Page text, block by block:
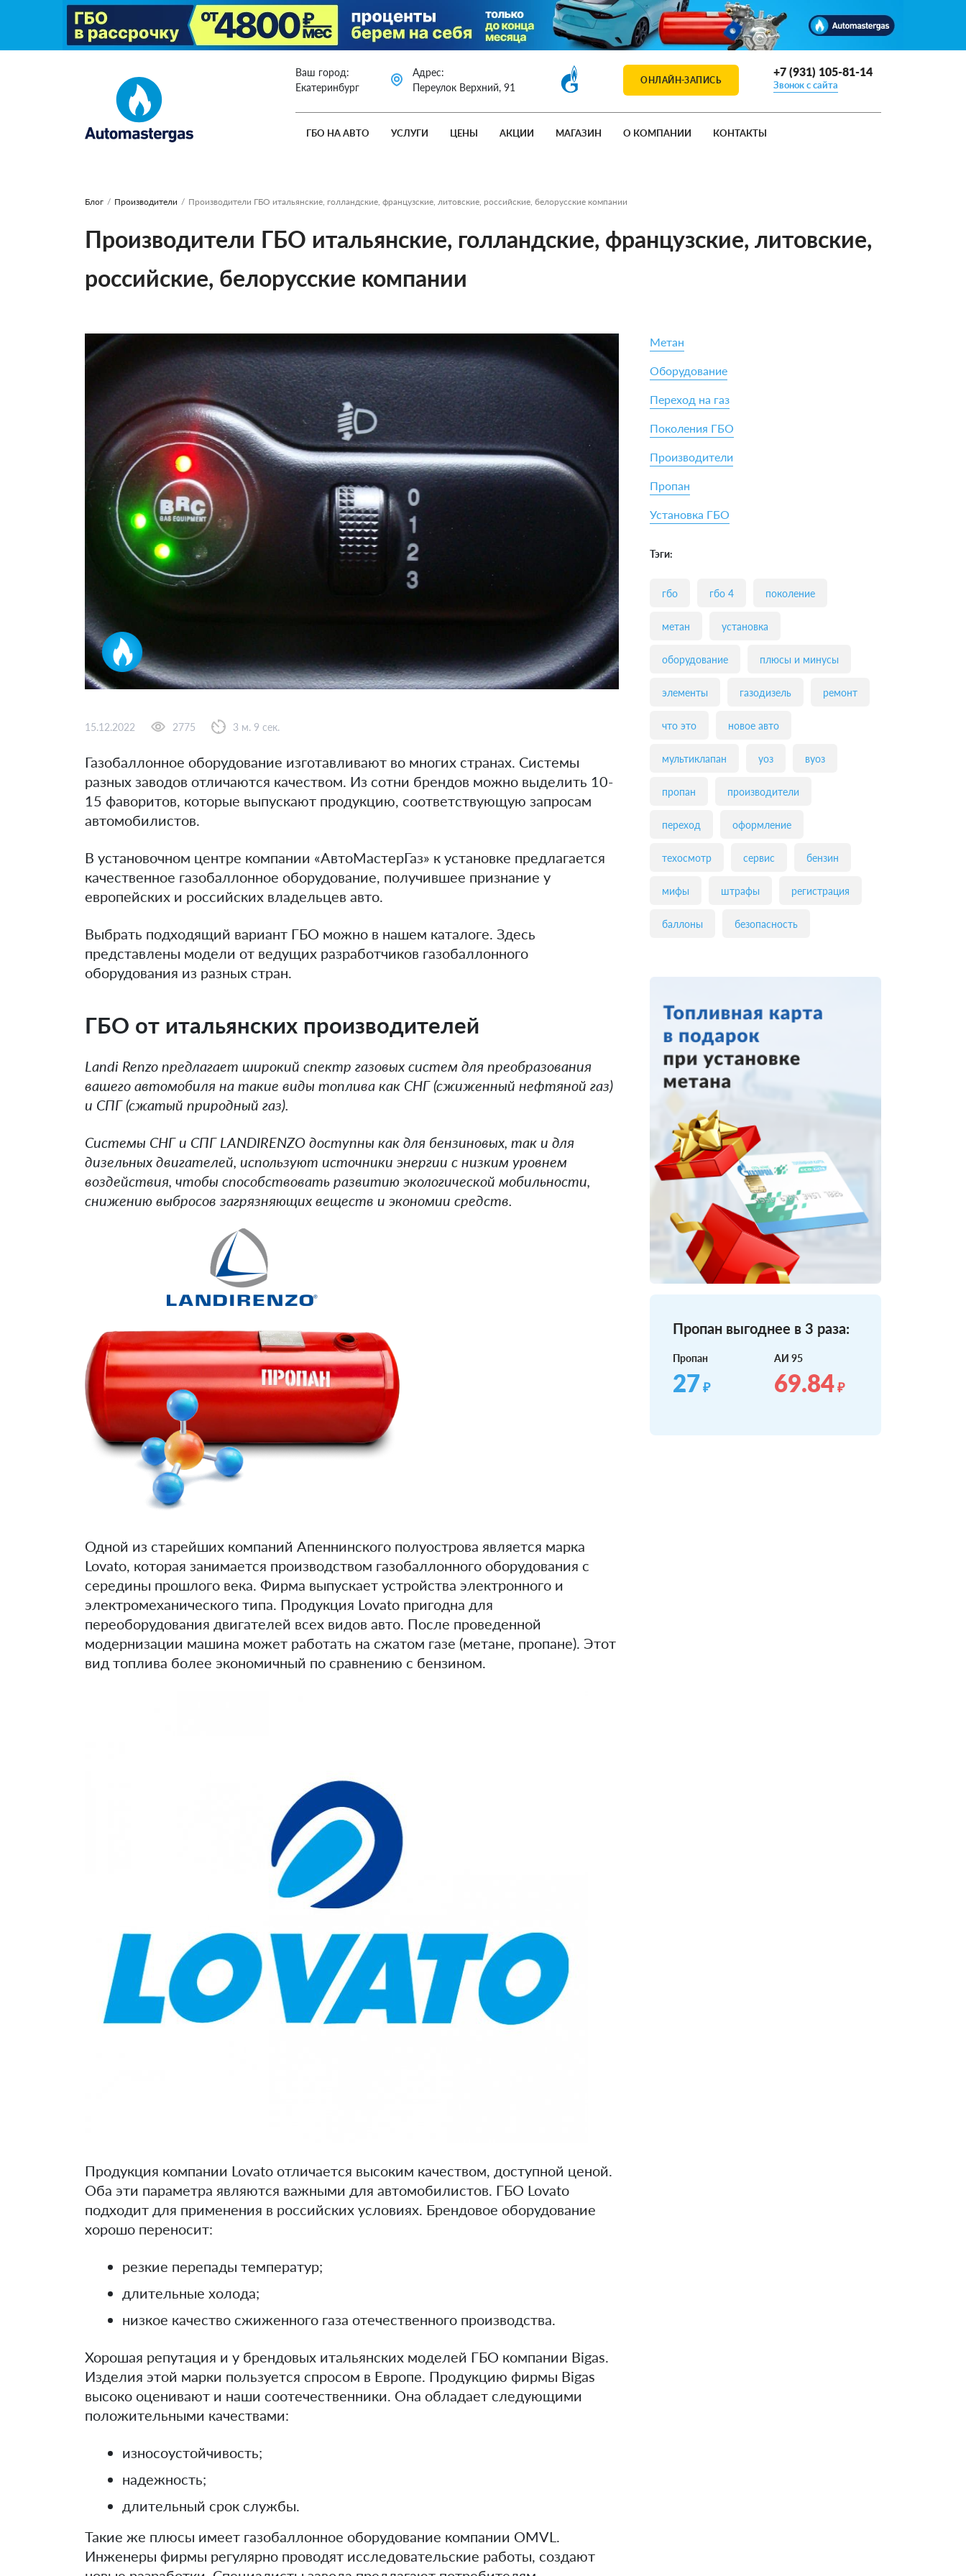
Ваш город:
Екатеринбург
Адрес:
Переулок Верхний, 91
ОНЛАЙН-ЗАПИСЬ
+7 (931) 105-81-14
Звонок с сайта
ГБО НА АВТО УСЛУГИ ЦЕНЫ АКЦИИ МАГАЗИН О КОМПАНИИ КОНТАКТЫ
Блог / Производители / Производители ГБО итальянские, голландские, французские, литовские, российские, белорусские компании
Производители ГБО итальянские, голландские, французские, литовские,
российские, белорусские компании
15.12.2022 2775 3 м. 9 сек.
Газобаллонное оборудование изготавливают во многих странах. Системы
разных заводов отличаются качеством. Из сотни брендов можно выделить 10-
15 фаворитов, которые выпускают продукцию, соответствующую запросам
автомобилистов.
В установочном центре компании «АвтоМастерГаз» к установке предлагается
качественное газобаллонное оборудование, получившее признание у
европейских и российских владельцев авто.
Выбрать подходящий вариант ГБО можно в нашем каталоге. Здесь
представлены модели от ведущих разработчиков газобаллонного
оборудования из разных стран.
ГБО от итальянских производителей
Landi Renzo предлагает широкий спектр газовых систем для преобразования
вашего автомобиля на такие виды топлива как СНГ (сжиженный нефтяной газ)
и СПГ (сжатый природный газ).
Системы СНГ и СПГ LANDIRENZO доступны как для бензиновых, так и для
дизельных двигателей, используют источники энергии с низким уровнем
воздействия, чтобы способствовать развитию экологической мобильности,
снижению выбросов загрязняющих веществ и экономии средств.
Одной из старейших компаний Апеннинского полуострова является марка
Lovato, которая занимается производством газобаллонного оборудования с
середины прошлого века. Фирма выпускает устройства электронного и
электромеханического типа. Продукция Lovato пригодна для
переоборудования двигателей всех видов авто. После проведенной
модернизации машина может работать на сжатом газе (метане, пропане). Этот
вид топлива более экономичный по сравнению с бензином.
Продукция компании Lovato отличается высоким качеством, доступной ценой.
Оба эти параметра являются важными для автомобилистов. ГБО Lovato
подходит для применения в российских условиях. Брендовое оборудование
хорошо переносит:
резкие перепады температур;
длительные холода;
низкое качество сжиженного газа отечественного производства.
Хорошая репутация и у брендовых итальянских моделей ГБО компании Bigas.
Изделия этой марки пользуется спросом в Европе. Продукцию фирмы Bigas
высоко оценивают и наши соотечественники. Она обладает следующими
положительными качествами:
износоустойчивость;
надежность;
длительный срок службы.
Такие же плюсы имеет газобаллонное оборудование компании OMVL.
Инженеры фирмы регулярно проводят исследовательские работы, создают
Метан
Оборудование
Переход на газ
Поколения ГБО
Производители
Пропан
Установка ГБО
Тэги:
гбо гбо 4 поколение
метан установка
оборудование плюсы и минусы
элементы газодизель ремонт
что это новое авто
мультиклапан уоз вуоз
пропан производители
переход оформление
техосмотр сервис бензин
мифы штрафы регистрация
баллоны безопасность
Пропан выгоднее в 3 раза:
Пропан
27₽
АИ 95
69.84₽